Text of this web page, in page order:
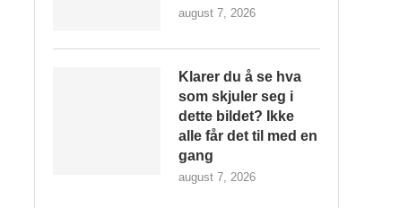
august 7, 2026
Klarer du å se hva
som skjuler seg i
dette bildet? Ikke
alle får det til med en
gang
august 7, 2026